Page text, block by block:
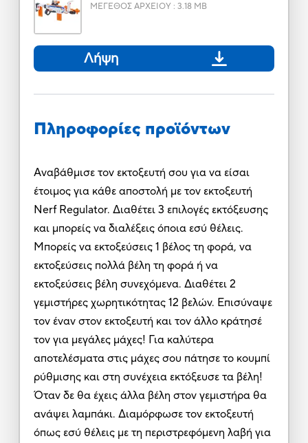
ΜΕΓΕΘΟΣ ΑΡΧΕΙΟΥ: 3.18 MB
Λήψη
Πληροφορίες προϊόντων
Αναβάθμισε τον εκτοξευτή σου για να είσαι
έτοιμος για κάθε αποστολή με τον εκτοξευτή
Nerf Regulator. Διαθέτει 3 επιλογές εκτόξευσης
και μπορείς να διαλέξεις όποια εσύ θέλεις.
Μπορείς να εκτοξεύσεις 1 βέλος τη φορά, να
εκτοξεύσεις πολλά βέλη τη φορά ή να
εκτοξεύσεις βέλη συνεχόμενα. Διαθέτει 2
γεμιστήρες χωρητικότητας 12 βελών. Επισύναψε
τον έναν στον εκτοξευτή και τον άλλο κράτησέ
τον για μεγάλες μάχες! Για καλύτερα
αποτελέσματα στις μάχες σου πάτησε το κουμπί
ρύθμισης και στη συνέχεια εκτόξευσε τα βέλη!
Όταν δε θα έχεις άλλα βέλη στον γεμιστήρα θα
ανάψει λαμπάκι. Διαμόρφωσε τον εκτοξευτή
όπως εσύ θέλεις με τη περιστρεφόμενη λαβή για